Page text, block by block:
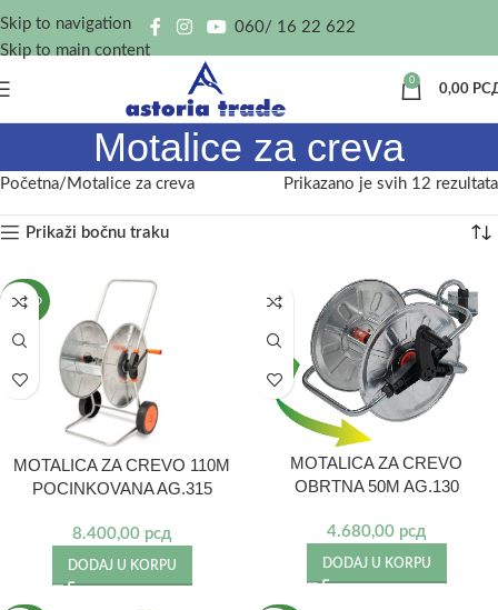
Skip to navigation
Skip to main content
060/ 16 22 622
0
0,00
Motalice za creva
Početna Motalice za creva Prikazano je svih 12 rezultata
Prikaži bočnu traku
NOVO
MOTALICA ZA CREVO 110M
POCINKOVANA AG.315
8.400,00 рсд
DODAJ U KORPU
MOTALICA ZA CREVO
OBRTNA 50M AG.130
4.680,00 рсд
DODAJ U KORPU